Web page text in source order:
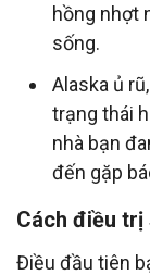
hồng nhợt
sống.
Alaska ủ
trạng thái
nhà bạn
đến gặp
Cách điều trị
Điều đầu tiên